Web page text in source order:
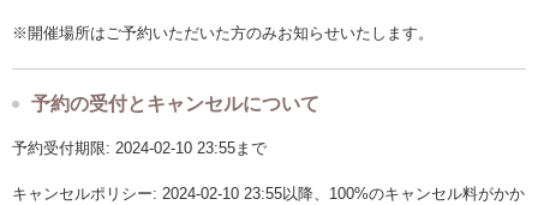
※開催場所はご予約いただいた方のみお知らせいたします。
予約の受付とキャンセルについて
予約受付期限: 2024-02-10 23:55まで
キャンセルポリシー: 2024-02-10 23:55以降、100%のキャンセル料がかか